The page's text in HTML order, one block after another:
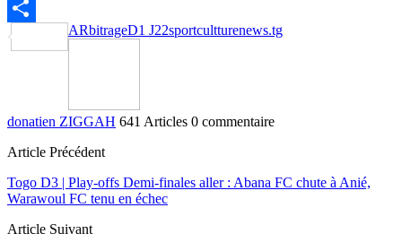
Email
Partager
ARbitrageD1 J22sportcultturenews.tg
donatien ZIGGAH 641 Articles 0 commentaire
Article Précédent
Togo D3 | Play-offs Demi-finales aller : Abana FC chute à Anié,
Warawoul FC tenu en échec
Article Suivant